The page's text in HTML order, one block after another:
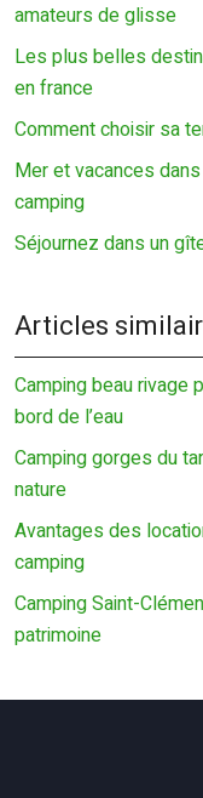
amateurs de glisse
Les plus belles
en france
Comment choisir sa
Mer et vacances
camping
Séjournez dans un
Articles
Camping beau rivage
bord de l’eau
Camping gorges du
nature
Avantages des
camping
Camping Saint-
patrimoine